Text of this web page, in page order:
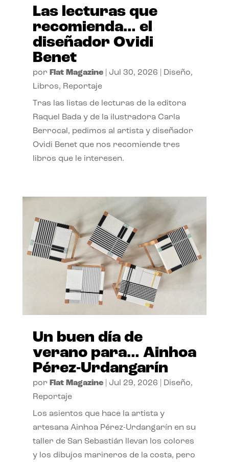
Las lecturas que
recomienda… el
diseñador Ovidi
Benet
por Flat Magazine| Jul 30, 2026 Diseño,
Libros, Reportaje
Tras las listas de lecturas de la editora
Raquel Bada y de la ilustradora Carla
Berrocal, pedimos al artista y diseñador
Ovidi Benet que nos recomiende tres
libros que le interesen.
Un buen día de
verano para… Ainhoa
Pérez-Urdangarín
por Flat Magazine| Jul 29, 2026 Diseño,
Reportaje
Los asientos que hace la artista y
artesana Ainhoa Pérez-Urdangarín en su
taller de San Sebastián llevan los colores
y los dibujos marineros de la costa, pero